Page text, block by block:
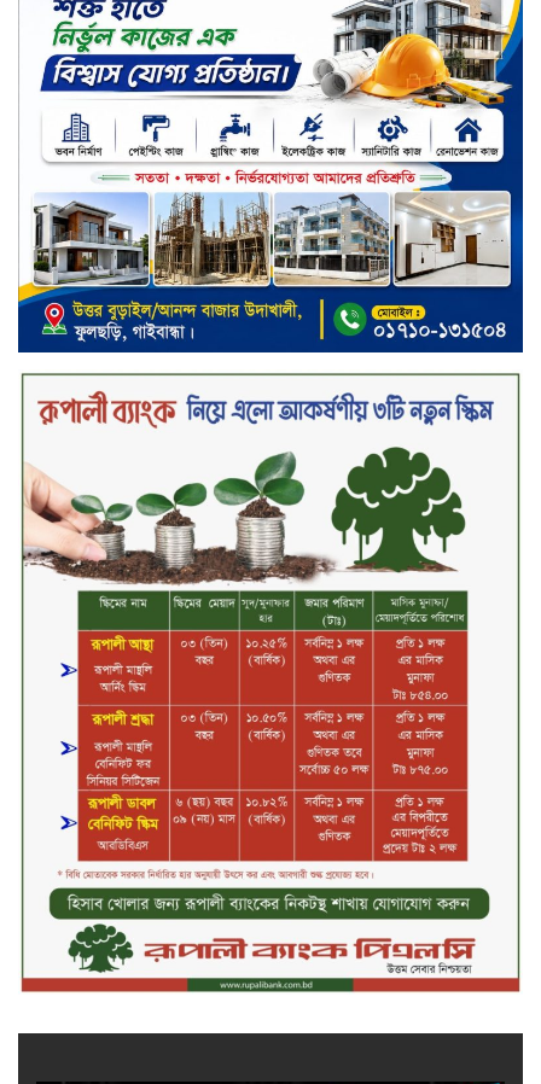
জুলাই গণঅভ্যুত্থান ছিল সর্বস্তরের
মানুষের আন্দোলন: মুহাম্মদ ইউনূস
গণতন্ত্র ও আত্মত্যাগের ইতিহাস সংরক্ষণ
করবে জুলাই স্মৃতি জাদুঘর: প্রধানমন্ত্রী
সিলেট ওসমানী বিমানবন্দরে সালাম
এয়ার চালু হচ্ছে ১লা সেপ্টেম্বর হতে
চুয়াডাঙ্গা আদালত চত্বরে ভুয়া
আইনজীবীসহ দুইজন আটক, ‘রায়
পাইয়ে দেওয়ার’ নামে লাখ লাখ টাকা
হাতিয়ে নেওয়ার অভিযোগ
নবীনগরে সোলার সিস্টেমে অনাবাদি
জমিতে আউশ আবাদে কৃষকের ভাগ্য
বদল
বিএটি বাংলাদেশের নতুন ব্যবস্থাপনা
পরিচালক কাখাবের বেনিদজে
ইউনিলিভার কনজ্যুমার কেয়ার
লিমিটেডের গুরুত্বপূর্ণ চার পদে নতুন
নিয়োগ